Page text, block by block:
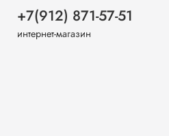
+7(912) 871-57-51
интернет-магазин